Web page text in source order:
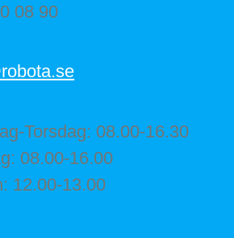
08 90
Torsdag: 08.00-16.30
08.00-16.00
12.00-13.00